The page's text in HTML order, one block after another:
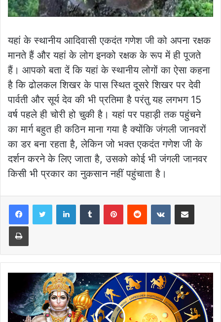
यहां के स्थानीय आदिवासी एकदंत गणेश जी को अपना रक्षक
मानते हैं और यहां के लोग इनको रक्षक के रूप में ही पूजते
हैं। आपको बता दें कि यहां के स्थानीय लोगों का ऐसा कहना
है कि ढोलकल शिखर के पास स्थित दूसरे शिखर पर देवी
पार्वती और सूर्य देव की भी प्रतिमा है परंतु यह लगभग 15
वर्ष पहले ही चोरी हो चुकी है। यहां पर पहाड़ी तक पहुंचने
का मार्ग बहुत ही कठिन माना गया है क्योंकि जंगली जानवरों
का डर बना रहता है, लेकिन जो भक्त एकदंत गणेश जी के
दर्शन करने के लिए जाता है, उसको कोई भी जंगली जानवर
किसी भी प्रकार का नुकसान नहीं पहुंचाता है।
LinkedInTumblr PinterestReddit VKontakteShare via Email
Print